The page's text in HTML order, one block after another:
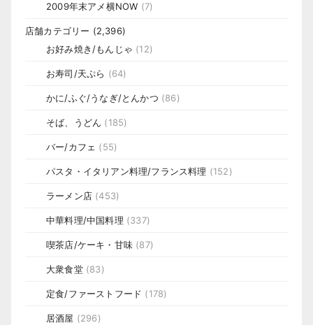
2009年末アメ横NOW (7)
店舗カテゴリー (2,396)
お好み焼き/もんじゃ (12)
お寿司/天ぷら (64)
かに/ふぐ/うなぎ/とんかつ (86)
そば、うどん (185)
バー/カフェ (55)
パスタ・イタリアン料理/フランス料理 (152)
ラーメン店 (453)
中華料理/中国料理 (337)
喫茶店/ケーキ・甘味 (87)
大衆食堂(83)
定食/ファーストフード (178)
居酒屋 (296)